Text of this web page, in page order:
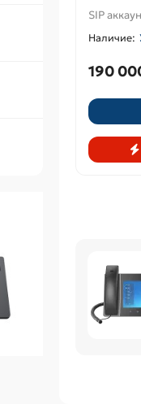
SIP
190